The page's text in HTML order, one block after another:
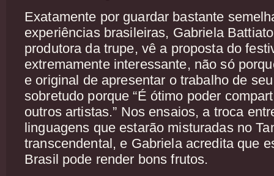
Exatamente por guardar bastante
experiências brasileiras, Gabriela
produtora da trupe, vê a proposta do
extremamente interessante, não só
e original de apresentar o trabalho de
sobretudo porque “É ótimo poder
outros artistas.” Nos ensaios, a troca
linguagens que estarão misturadas no
transcendental, e Gabriela acredita que
Brasil pode render bons frutos.